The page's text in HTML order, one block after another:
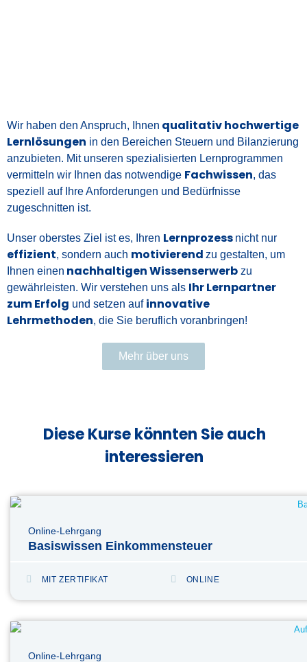
Wir haben den Anspruch, Ihnen qualitativ hochwertige
Lernlösungen in den Bereichen Steuern und Bilanzierung
anzubieten. Mit unseren spezialisierten Lernprogrammen
vermitteln wir Ihnen das notwendige Fachwissen, das
speziell auf Ihre Anforderungen und Bedürfnisse
zugeschnitten ist.
Unser oberstes Ziel ist es, Ihren Lernprozess nicht nur
effizient, sondern auch motivierend zu gestalten, um
Ihnen einen nachhaltigen Wissenserwerb zu
gewährleisten. Wir verstehen uns als Ihr Lernpartner
zum Erfolg und setzen auf innovative
Lehrmethoden, die Sie beruflich voranbringen!
Mehr über uns
Diese Kurse könnten Sie auch
interessieren
Online-Lehrgang
Basiswissen Einkommensteuer
MIT ZERTIFIKAT ONLINE
Online-Lehrgang